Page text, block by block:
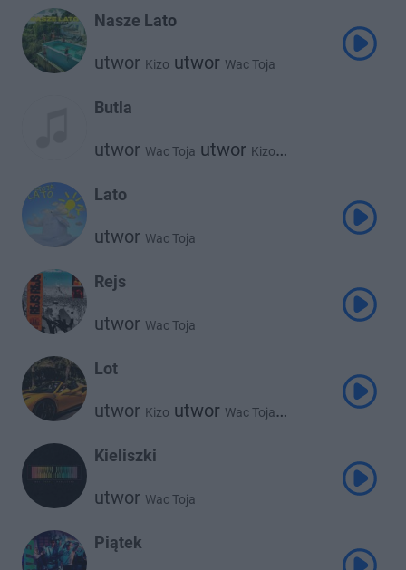
Nasze Lato
utwor Kizo utwor Wac Toja
Butla
utwor Wac Toja utwor Kizo
Lato
utwor Wac Toja
Rejs
utwor Wac Toja
Lot
utwor Kizo utwor Wac Toja
Kieliszki
utwor Wac Toja
Piątek